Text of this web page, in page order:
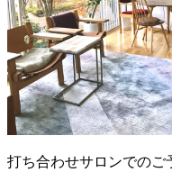
打ち合わせサロンでのご